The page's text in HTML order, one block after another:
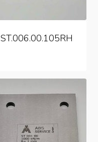
ST.006.00.105RH